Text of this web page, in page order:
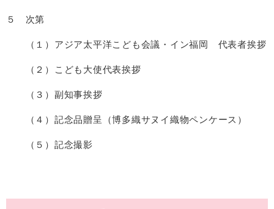
５ 次第
（１）アジア太平洋こども会議・イン福岡 代表者挨拶
（２）こども大使代表挨拶
（３）副知事挨拶
（４）記念品贈呈（博多織サヌイ織物ペンケース）
（５）記念撮影